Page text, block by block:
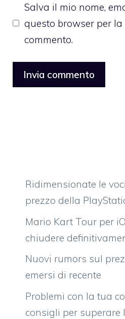
Salva il mio nome,
questo browser per
commento.
Ridimensionate le
prezzo della
Mario Kart Tour per
chiudere
Nuovi rumors sul
emersi di recente
Problemi con la tua
consigli per superare